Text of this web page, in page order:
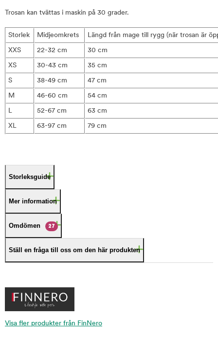
Trosan kan tvättas i maskin på 30 grader.
Storlek Midjeomkrets Längd från mage till rygg (när trosan är
XXS 22-32 cm 30 cm
XS 30-43 cm 35 cm
S 38-49 cm 47 cm
M 46-60 cm 54 cm
L 52-67 cm 63 cm
XL 63-97 cm 79 cm
Storleksguide
Mer information
Omdömen 27
Ställ en fråga till oss om den här produkten
Visa fler produkter från FinNero